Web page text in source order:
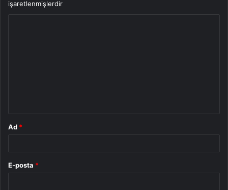
işaretlenmişlerdir
Ad *
E-posta *